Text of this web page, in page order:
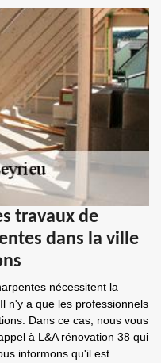
travaux de
dans la ville
nécessitent la
n'y a que les professionnels
Dans ce cas, nous vous
à L&A rénovation 38 qui
informons qu'il est